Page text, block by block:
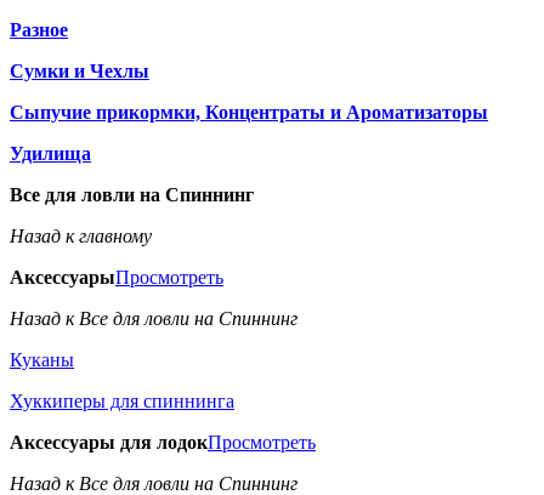
Разное
Сумки и Чехлы
Сыпучие прикормки, Концентраты и Ароматизаторы
Удилища
Все для ловли на Спиннинг
Назад к главному
АксессуарыПросмотреть
Назад к Все для ловли на Спиннинг
Куканы
Хуккиперы для спиннинга
Аксессуары для лодокПросмотреть
Назад к Все для ловли на Спиннинг